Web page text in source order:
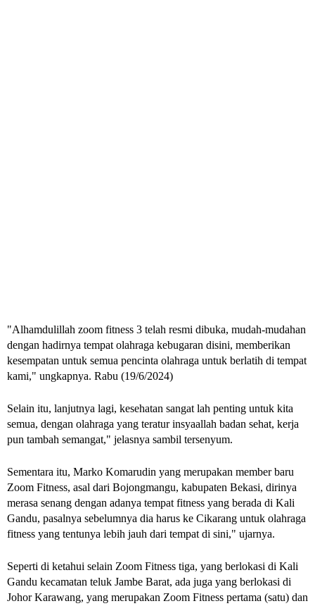
"Alhamdulillah zoom fitness 3 telah resmi dibuka, mudah-mudahan
dengan hadirnya tempat olahraga kebugaran disini, memberikan
kesempatan untuk semua pencinta olahraga untuk berlatih di tempat
kami," ungkapnya. Rabu (19/6/2024)
Selain itu, lanjutnya lagi, kesehatan sangat lah penting untuk kita
semua, dengan olahraga yang teratur insyaallah badan sehat, kerja
pun tambah semangat," jelasnya sambil tersenyum.
Sementara itu, Marko Komarudin yang merupakan member baru
Zoom Fitness, asal dari Bojongmangu, kabupaten Bekasi, dirinya
merasa senang dengan adanya tempat fitness yang berada di Kali
Gandu, pasalnya sebelumnya dia harus ke Cikarang untuk olahraga
fitness yang tentunya lebih jauh dari tempat di sini," ujarnya.
Seperti di ketahui selain Zoom Fitness tiga, yang berlokasi di Kali
Gandu kecamatan teluk Jambe Barat, ada juga yang berlokasi di
Johor Karawang, yang merupakan Zoom Fitness pertama (satu) dan